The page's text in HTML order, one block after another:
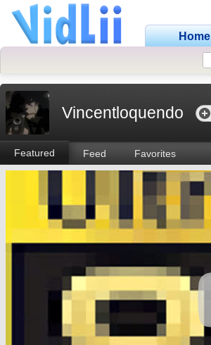
Home
Vincentloquendo
Featured Feed Favorites